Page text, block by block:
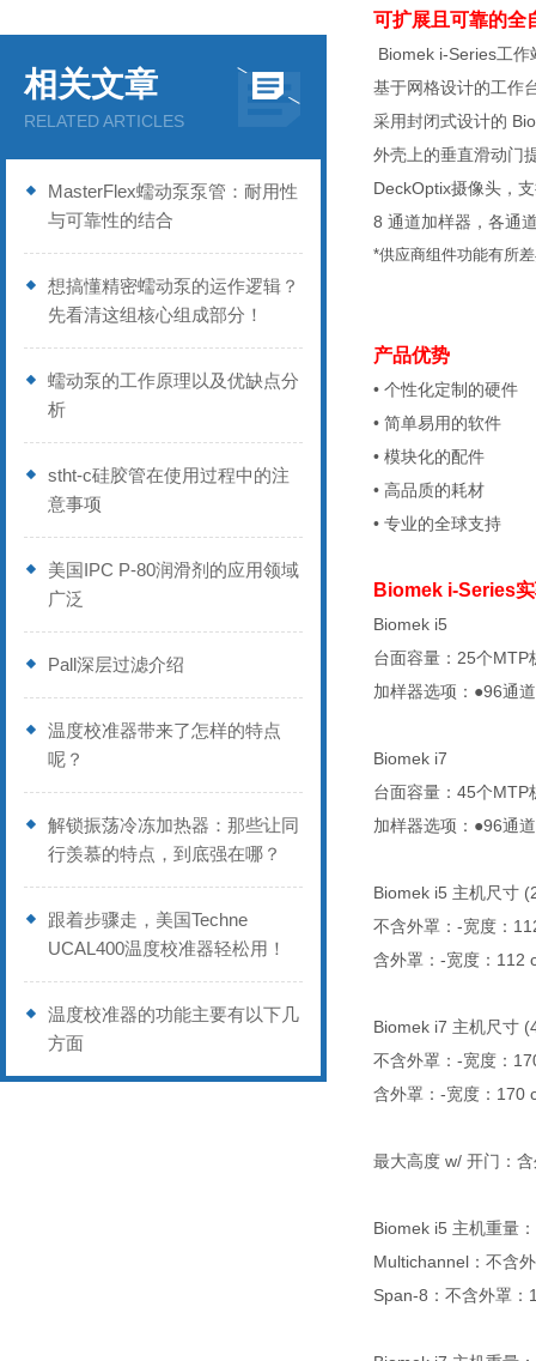
相关文章
RELATED ARTICLES
MasterFlex蠕动泵泵管：耐用性
与可靠性的结合
想搞懂精密蠕动泵的运作逻辑？
先看清这组核心组成部分！
蠕动泵的工作原理以及优缺点分
析
stht-c硅胶管在使用过程中的注
意事项
美国IPC P-80润滑剂的应用领域
广泛
Pall深层过滤介绍
温度校准器带来了怎样的特点
呢？
解锁振荡冷冻加热器：那些让同
行羡慕的特点，到底强在哪？
跟着步骤走，美国Techne
UCAL400温度校准器轻松用！
温度校准器的功能主要有以下几
方面
可扩展且可靠的全
Biomek i-Series工作
基于网格设计的工作
采用封闭式设计的
外壳上的垂直滑动门
DeckOptix摄像头，
8 通道加样器，各通
*供应商组件功能有所
产品优势
• 个性化定制的硬件
• 简单易用的软件
• 模块化的配件
• 高品质的耗材
• 专业的全球支持
Biomek i-Series
Biomek i5
台面容量： 25个MTP
加样器选项：●96通
Biomek i7
台面容量：45个MTP
加样器选项：●96通道
Biomek i5 主机尺寸
不含外罩： -宽度：
含外罩： -宽度： 112
Biomek i7 主机尺寸
不含外罩： -宽度：
含外罩： -宽度： 170
最大高度 w/ 开门：
Biomek i5 主机重量：
Multichannel ：不含
Span-8 ：不含外罩：